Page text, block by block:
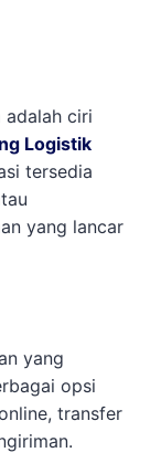
adalah ciri
Logistik
tersedia
yang lancar
yang
opsi
transfer